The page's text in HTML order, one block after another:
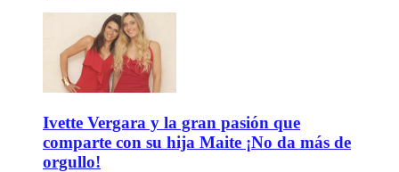
Ivette Vergara y la gran pasión que
comparte con su hija Maite ¡No da más de
orgullo!